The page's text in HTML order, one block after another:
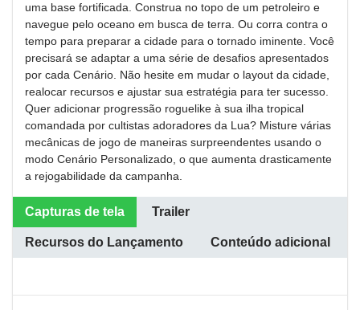
uma base fortificada. Construa no topo de um petroleiro e
navegue pelo oceano em busca de terra. Ou corra contra o
tempo para preparar a cidade para o tornado iminente. Você
precisará se adaptar a uma série de desafios apresentados
por cada Cenário. Não hesite em mudar o layout da cidade,
realocar recursos e ajustar sua estratégia para ter sucesso.
Quer adicionar progressão roguelike à sua ilha tropical
comandada por cultistas adoradores da Lua? Misture várias
mecânicas de jogo de maneiras surpreendentes usando o
modo Cenário Personalizado, o que aumenta drasticamente
a rejogabilidade da campanha.
Capturas de tela Trailer
Recursos do Lançamento Conteúdo adicional